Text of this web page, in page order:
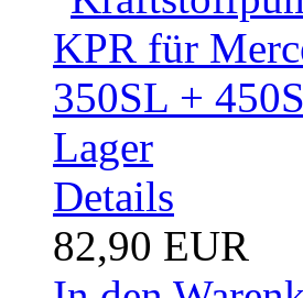
Lager
Details
82,90 EUR